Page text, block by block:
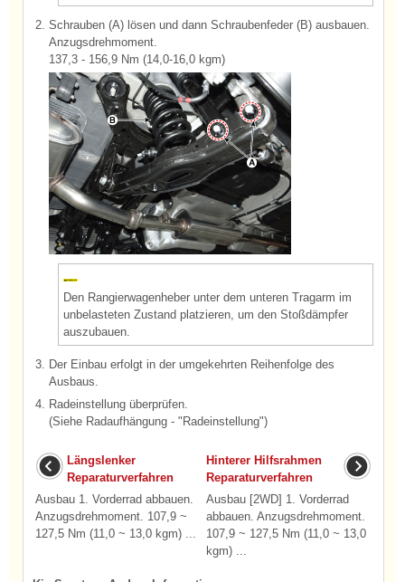
2. Schrauben (A) lösen und dann Schraubenfeder (B) ausbauen.
Anzugsdrehmoment.
137,3 - 156,9 Nm (14,0-16,0 kgm)
Den Rangierwagenheber unter dem unteren Tragarm im
unbelasteten Zustand platzieren, um den Stoßdämpfer
auszubauen.
3. Der Einbau erfolgt in der umgekehrten Reihenfolge des
Ausbaus.
4. Radeinstellung überprüfen.
(Siehe Radaufhängung - "Radeinstellung")
Längslenker
Reparaturverfahren
Ausbau 1. Vorderrad abbauen.
Anzugsdrehmoment. 107,9 ~
127,5 Nm (11,0 ~ 13,0 kgm) ...
Hinterer Hilfsrahmen
Reparaturverfahren
Ausbau [2WD] 1. Vorderrad
abbauen. Anzugsdrehmoment.
107,9 ~ 127,5 Nm (11,0 ~ 13,0
kgm) ...